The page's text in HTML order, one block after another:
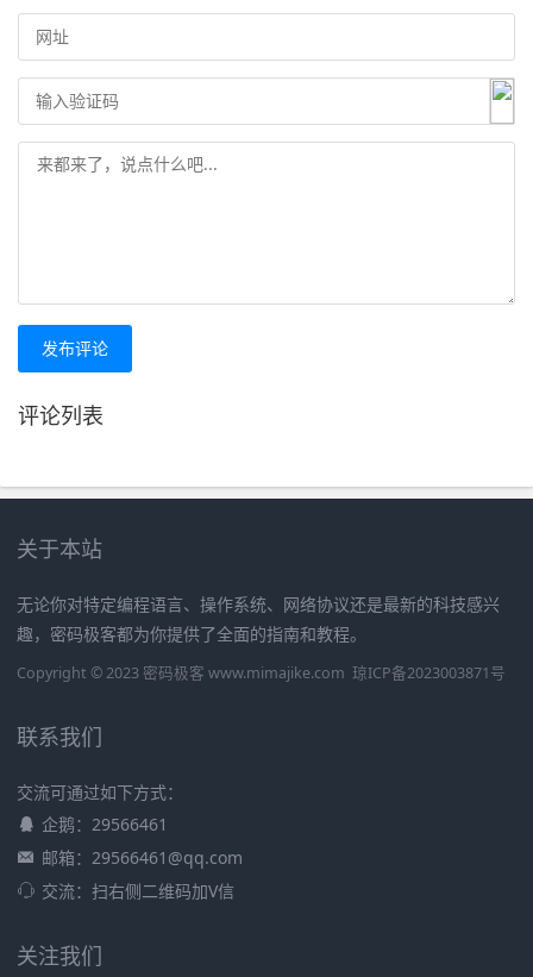
发布评论
评论列表
关于本站
无论你对特定编程语言、操作系统、网络协议还是最新的科技感兴
趣，密码极客都为你提供了全面的指南和教程。
Copyright © 2023 密码极客 www.mimajike.com 琼ICP备2023003871号
联系我们
交流可通过如下方式：
企鹅：29566461
邮箱：29566461@qq.com
交流：扫右侧二维码加V信
关注我们